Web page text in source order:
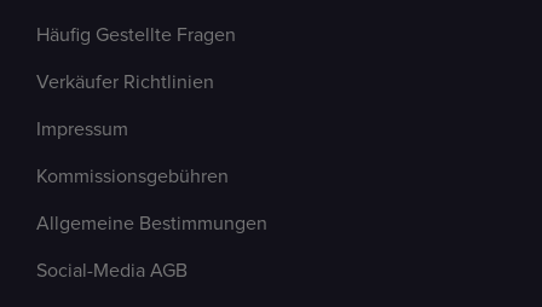
Häufig Gestellte Fragen
Verkäufer Richtlinien
Impressum
Kommissionsgebühren
Allgemeine Bestimmungen
Social-Media AGB